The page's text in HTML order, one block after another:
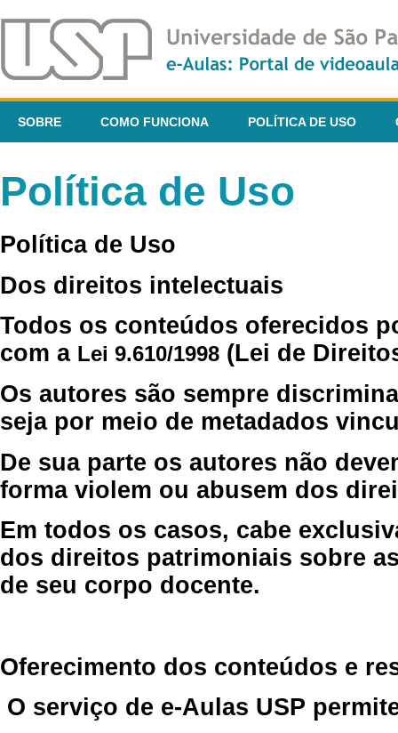
SOBRE COMO FUNCIONA POLÍTICA DE USO
Política de Uso
Política de Uso
Dos direitos intelectuais
Todos os conteúdos oferecidos
com a Lei 9.610/1998 (Lei de
Os autores são sempre
seja por meio de metadados
De sua parte os autores não
forma violem ou abusem dos
Em todos os casos, cabe
dos direitos patrimoniais sobre
de seu corpo docente.
Oferecimento dos conteúdos e
O serviço de e-Aulas USP